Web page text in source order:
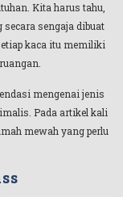
Kita harus tahu,
sengaja dibuat
kaca itu memiliki
mengenai jenis
Pada artikel kali
mewah yang perlu